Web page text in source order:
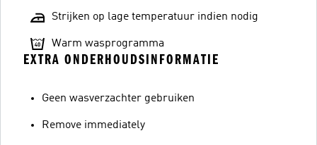
Strijken op lage temperatuur indien nodig
Warm wasprogramma
EXTRA ONDERHOUDSINFORMATIE
Geen wasverzachter gebruiken
Remove immediately